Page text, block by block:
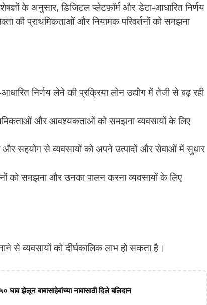
के अनुसार, डिजिटल प्लेटफ़ॉर्म और डेटा-आधारित निर्णय
की प्राथमिकताओं और नियामक परिवर्तनों को समझना
निर्णय लेने की प्रक्रिया लोन उद्योग में तेजी से बढ़ रही
और आवश्यकताओं को समझना व्यवसायों के लिए
और सहयोग से व्यवसायों को अपने उत्पादों और सेवाओं में सुधार
को समझना और उनका पालन करना व्यवसायों के लिए
से व्यवसायों को दीर्घकालिक लाभ हो सकता है।
झेलून बाबासाहेबांच्या नावासाठी दिले बलिदान